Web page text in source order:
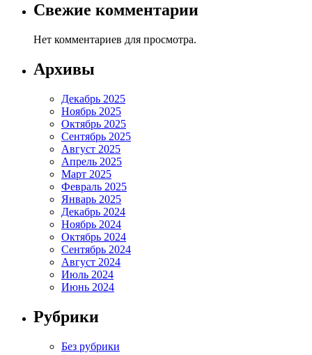
Свежие комментарии
Нет комментариев для просмотра.
Архивы
Декабрь 2025
Ноябрь 2025
Октябрь 2025
Сентябрь 2025
Август 2025
Апрель 2025
Март 2025
Февраль 2025
Январь 2025
Декабрь 2024
Ноябрь 2024
Октябрь 2024
Сентябрь 2024
Август 2024
Июль 2024
Июнь 2024
Рубрики
Без рубрики